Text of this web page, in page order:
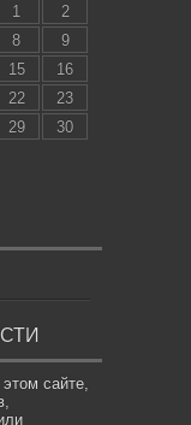
1
2
8
9
15
16
22
23
29
30
сайте,